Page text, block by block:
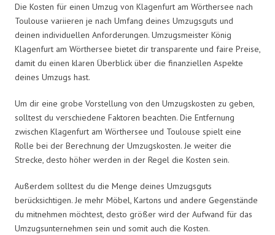
Die Kosten für einen Umzug von Klagenfurt am Wörthersee nach
Toulouse variieren je nach Umfang deines Umzugsguts und
deinen individuellen Anforderungen. Umzugsmeister König
Klagenfurt am Wörthersee bietet dir transparente und faire Preise,
damit du einen klaren Überblick über die finanziellen Aspekte
deines Umzugs hast.
Um dir eine grobe Vorstellung von den Umzugskosten zu geben,
solltest du verschiedene Faktoren beachten. Die Entfernung
zwischen Klagenfurt am Wörthersee und Toulouse spielt eine
Rolle bei der Berechnung der Umzugskosten. Je weiter die
Strecke, desto höher werden in der Regel die Kosten sein.
Außerdem solltest du die Menge deines Umzugsguts
berücksichtigen. Je mehr Möbel, Kartons und andere Gegenstände
du mitnehmen möchtest, desto größer wird der Aufwand für das
Umzugsunternehmen sein und somit auch die Kosten.